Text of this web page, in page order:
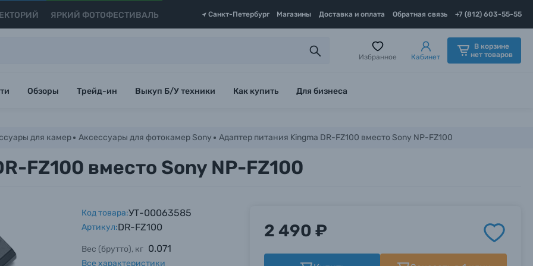
ЯРКИЙ ФОТОФЕСТИВАЛЬ Санкт-Петербург Магазины Доставка и оплата Обратная связь +7 (812) 603-55-55
Избранное Кабинет
В корзине
нет товаров
Обзоры Трейд-ин Выкуп Б/У техники Как купить Для бизнеса
для камер Аксессуары для фотокамер Sony Адаптер питания Kingma DR-FZ100 вместо Sony NP-FZ100
FZ100 вместо Sony NP-FZ100
Код товара:УТ-00063585
Артикул:DR-FZ100
Вес (брутто), кг 0.071
Все характеристики
2 490 ₽